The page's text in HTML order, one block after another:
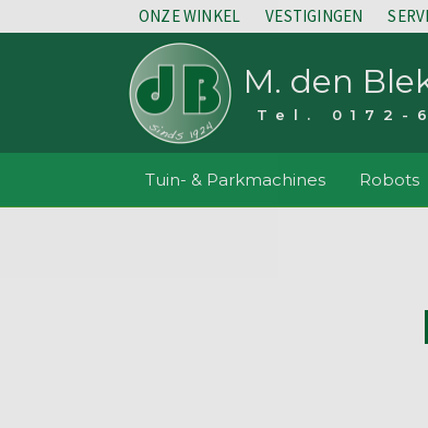
ONZE WINKEL VESTIGINGEN
M. den
Tel. 0172-
Tuin- & Parkmachines Robots